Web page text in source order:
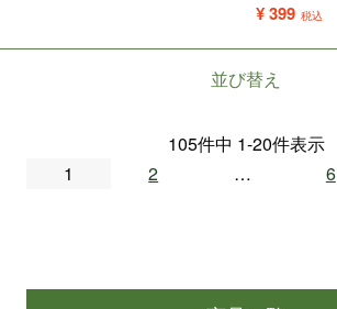
¥399 税込
並び替え
105件中 1-20件表示
1
2 … 6